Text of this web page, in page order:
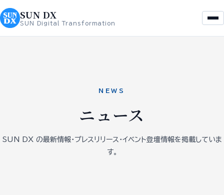
を
ス
キ
へ
ス
キ
SUN DX
SUN Digital Transformation
NEWS
ニュース
SUN DX の最新情報・プレスリリース・イベント登壇情報を掲載していま
す。